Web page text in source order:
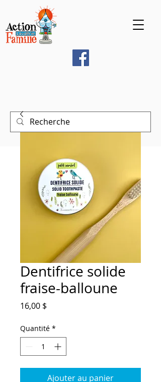
Dentifrice solide
fraise-balloune
16,00 $
Quantité *
Ajouter au panier